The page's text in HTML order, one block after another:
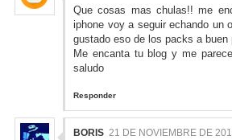
Que cosas mas chulas!! me
iphone voy a seguir echando un
gustado eso de los packs a buen
Me encanta tu blog y me
saludo
Responder
BORIS 21 DE NOVIEMBRE DE